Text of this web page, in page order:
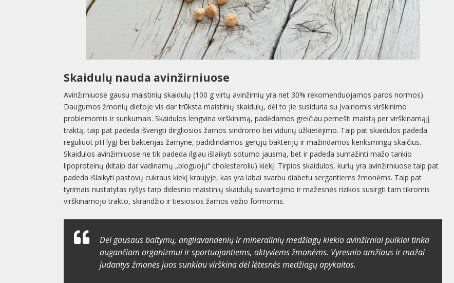
Skaidulų nauda avinžirniuose
Avinžirniuose gausu maistinių skaidulų (100 g virtų avinžirnių yra net 30% rekomenduojamos paros normos).
Daugumos žmonių dietoje vis dar trūksta maistinių skaidulų, dėl to jie susiduria su įvairiomis virškinimo
problemomis ir sunkumais. Skaidulos lengvina virškinimą, padėdamos greičiau pernešti maistą per virškinamąjį
traktą, taip pat padeda išvengti dirgliosios žarnos sindromo bei vidurių užkietėjimo. Taip pat skaidulos padeda
reguliuot pH lygį bei bakterijas žarnyne, padidindamos gerųjų bakterijų ir mažindamos kenksmingų skaičius.
Skaidulos avinžirniuose ne tik padeda ilgiau išlaikyti sotumo jausmą, bet ir padeda sumažinti mažo tankio
lipoproteinų (kitaip dar vadinamų „bloguoju“ cholesteroliu) kiekį. Tirpios skaidulos, kurių yra avinžirniuose taip pat
padeda išlaikyti pastovų cukraus kiekį kraujyje, kas yra labai svarbu diabetu sergantiems žmonėms. Taip pat
tyrimais nustatytas ryšys tarp didesnio maistinių skaidulų suvartojimo ir mažesnės rizikos susirgti tam tikromis
virškinamojo trakto, skrandžio ir tiesiosios žarnos vėžio formomis.
Dėl gausaus baltymų, angliavandenių ir mineralinių medžiagų kiekio avinžirniai puikiai tinka
augančiam organizmui ir sportuojantiems, aktyviems žmonėms. Vyresnio amžiaus ir mažai
judantys žmonės juos sunkiau virškina dėl lėtesnės medžiagų apykaitos.